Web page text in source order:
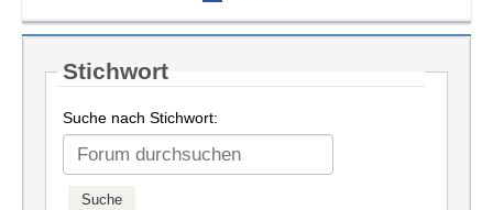
Stichwort
Suche nach Stichwort: